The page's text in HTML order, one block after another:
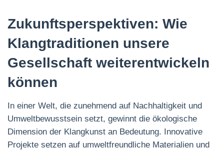
Zukunftsperspektiven: Wie
Klangtraditionen unsere
Gesellschaft weiterentwickeln
können
In einer Welt, die zunehmend auf Nachhaltigkeit und
Umweltbewusstsein setzt, gewinnt die ökologische
Dimension der Klangkunst an Bedeutung. Innovative
Projekte setzen auf umweltfreundliche Materialien und